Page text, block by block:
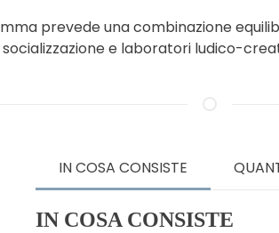
prevede una combinazione
e laboratori ludico-
IN COSA CONSISTE
IN COSA CONSISTE